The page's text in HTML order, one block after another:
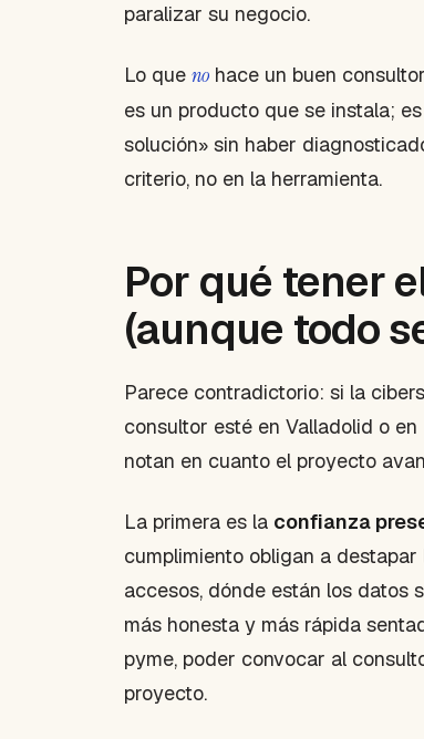
paralizar su negocio.
Lo queno hace un buen
es un producto que se instala;
solución» sin haber
criterio, no en la herramienta.
Por qué tener
(aunque todo
Parece contradictorio: si la
consultor esté en Valladolid o
notan en cuanto el proyecto
La primera es la confianza
cumplimiento obligan a
accesos, dónde están los datos
más honesta y más rápida
pyme, poder convocar al
proyecto.